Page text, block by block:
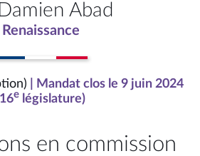
Abad
Renaissance
| Mandat clos le 9 juin 2024
e législature)
en commission